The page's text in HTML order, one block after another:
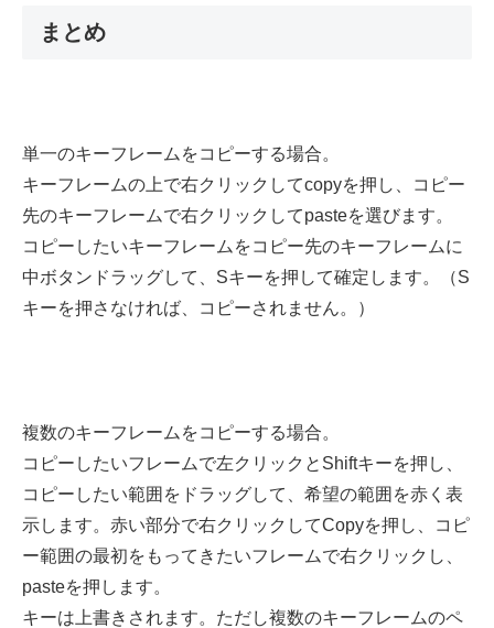
まとめ
単一のキーフレームをコピーする場合。
キーフレームの上で右クリックしてcopyを押し、コピー
先のキーフレームで右クリックしてpasteを選びます。
コピーしたいキーフレームをコピー先のキーフレームに
中ボタンドラッグして、Sキーを押して確定します。（S
キーを押さなければ、コピーされません。）
複数のキーフレームをコピーする場合。
コピーしたいフレームで左クリックとShiftキーを押し、
コピーしたい範囲をドラッグして、希望の範囲を赤く表
示します。赤い部分で右クリックしてCopyを押し、コピ
ー範囲の最初をもってきたいフレームで右クリックし、
pasteを押します。
キーは上書きされます。ただし複数のキーフレームのペ